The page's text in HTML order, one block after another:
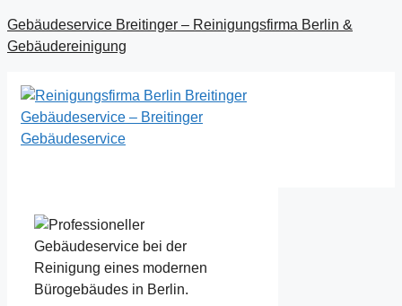
Zum
Inhalt
Gebäudeservice Breitinger – Reinigungsfirma Berlin &
Gebäudereinigung